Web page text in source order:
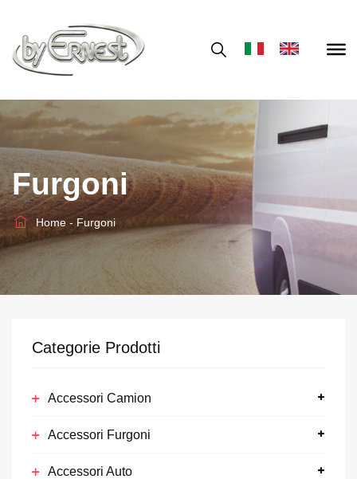
Furgoni
Home- Furgoni
Categorie Prodotti
Accessori Camion
Accessori Furgoni
Accessori Auto
Girovetri "PRO-SUN"